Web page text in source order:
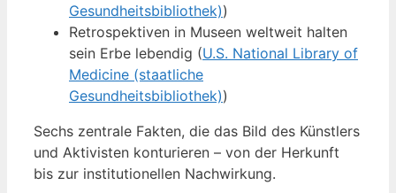
Gesundheitsbibliothek))
Retrospektiven in Museen weltweit halten
sein Erbe lebendig (U.S. National Library of
Medicine (staatliche
Gesundheitsbibliothek))
Sechs zentrale Fakten, die das Bild des Künstlers
und Aktivisten konturieren – von der Herkunft
bis zur institutionellen Nachwirkung.